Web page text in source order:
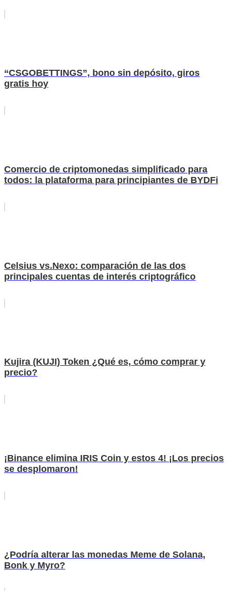
“CSGOBETTINGS”, bono sin depósito, giros
gratis hoy
Comercio de criptomonedas simplificado para
todos: la plataforma para principiantes de BYDFi
Celsius vs.Nexo: comparación de las dos
principales cuentas de interés criptográfico
Kujira (KUJI) Token ¿Qué es, cómo comprar y
precio?
¡Binance elimina IRIS Coin y estos 4! ¡Los precios
se desplomaron!
¿Podría alterar las monedas Meme de Solana,
Bonk y Myro?